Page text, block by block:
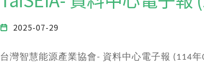
2025-07-29
台灣智慧能源產業協會- 資料中心電子報 (114年